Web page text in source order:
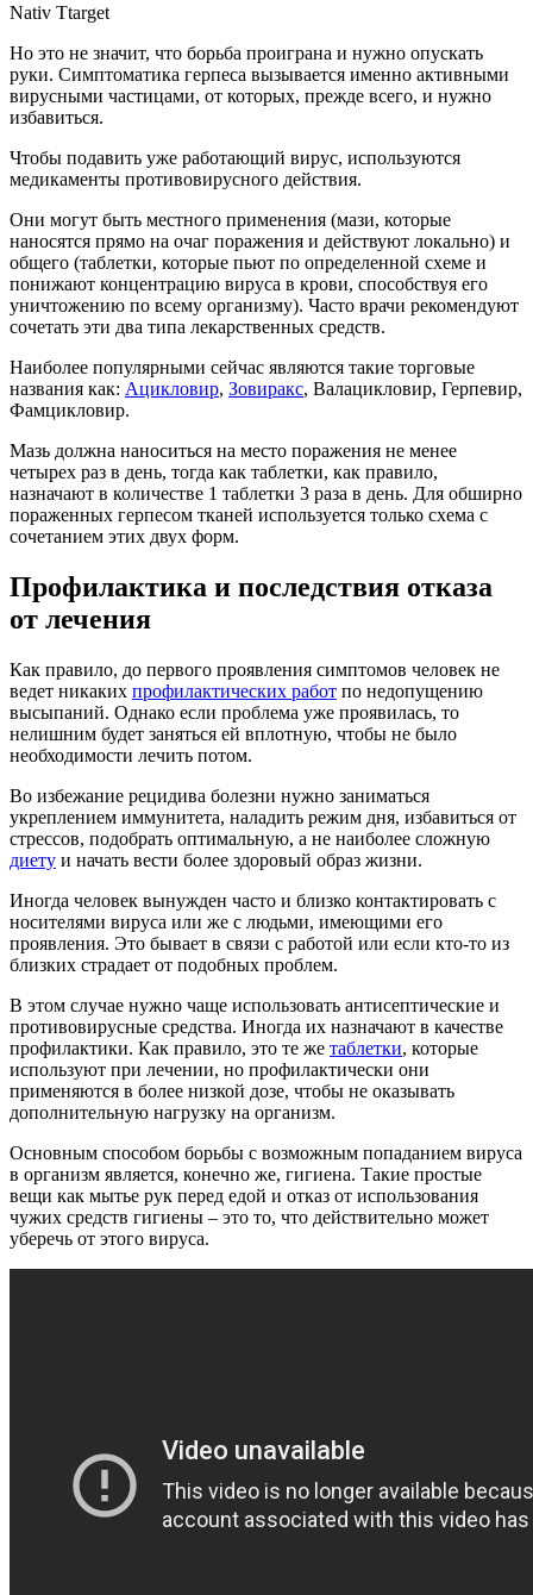
Nativ Ttarget
Но это не значит, что борьба проиграна и нужно опускать
руки. Симптоматика герпеса вызывается именно активными
вирусными частицами, от которых, прежде всего, и нужно
избавиться.
Чтобы подавить уже работающий вирус, используются
медикаменты противовирусного действия.
Они могут быть местного применения (мази, которые
наносятся прямо на очаг поражения и действуют локально) и
общего (таблетки, которые пьют по определенной схеме и
понижают концентрацию вируса в крови, способствуя его
уничтожению по всему организму). Часто врачи рекомендуют
сочетать эти два типа лекарственных средств.
Наиболее популярными сейчас являются такие торговые
названия как: Ацикловир, Зовиракс, Валацикловир, Герпевир,
Фамцикловир.
Мазь должна наноситься на место поражения не менее
четырех раз в день, тогда как таблетки, как правило,
назначают в количестве 1 таблетки 3 раза в день. Для обширно
пораженных герпесом тканей используется только схема с
сочетанием этих двух форм.
Профилактика и последствия отказа
от лечения
Как правило, до первого проявления симптомов человек не
ведет никаких профилактических работ по недопущению
высыпаний. Однако если проблема уже проявилась, то
нелишним будет заняться ей вплотную, чтобы не было
необходимости лечить потом.
Во избежание рецидива болезни нужно заниматься
укреплением иммунитета, наладить режим дня, избавиться от
стрессов, подобрать оптимальную, а не наиболее сложную
диету и начать вести более здоровый образ жизни.
Иногда человек вынужден часто и близко контактировать с
носителями вируса или же с людьми, имеющими его
проявления. Это бывает в связи с работой или если кто-то из
близких страдает от подобных проблем.
В этом случае нужно чаще использовать антисептические и
противовирусные средства. Иногда их назначают в качестве
профилактики. Как правило, это те же таблетки, которые
используют при лечении, но профилактически они
применяются в более низкой дозе, чтобы не оказывать
дополнительную нагрузку на организм.
Основным способом борьбы с возможным попаданием вируса
в организм является, конечно же, гигиена. Такие простые
вещи как мытье рук перед едой и отказ от использования
чужих средств гигиены – это то, что действительно может
уберечь от этого вируса.